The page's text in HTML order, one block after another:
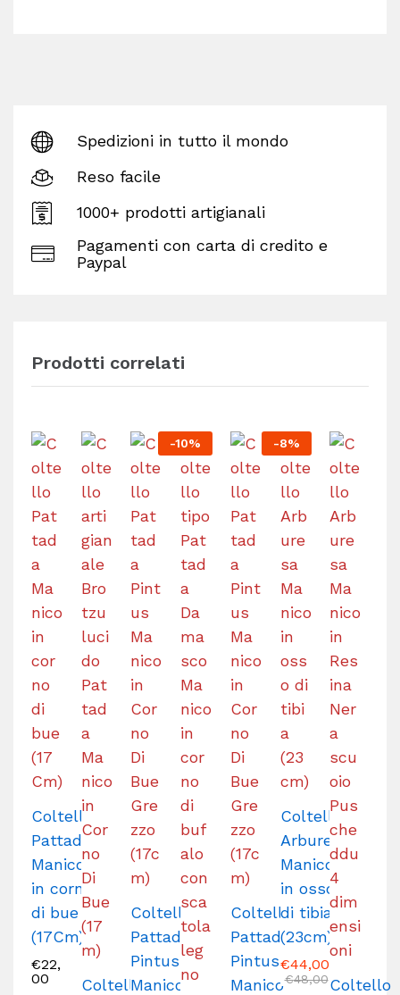
Spedizioni in tutto il mondo
Reso facile
1000+ prodotti artigianali
Pagamenti con carta di credito e
Paypal
Prodotti correlati
Coltello
Pattada
Manico
in corno
di bue
(17Cm)
€22,
00
Coltello
Coltello
Pattada
Pintus
Manico
-10%
Coltello
Pattada
Pintus
Manico
-8%
Coltello
Arburesa
Manico
in osso
di tibia
(23cm)
€44,00
€48,00Coltello